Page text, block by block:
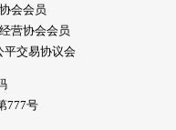
会会员
营协会会员
平交易协议会
777号